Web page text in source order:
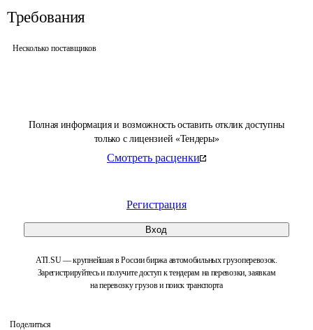
Полная информация и возможность оставить отклик доступны
только с лицензией «Тендеры»
Смотреть расценки
Регистрация
Вход
ATI.SU — крупнейшая в России биржа автомобильных грузоперевозок.
Зарегистрируйтесь и получите доступ к тендерам на перевозки, заявкам
на перевозку грузов и поиск транспорта
Поделиться
Требования
Несколько поставщиков